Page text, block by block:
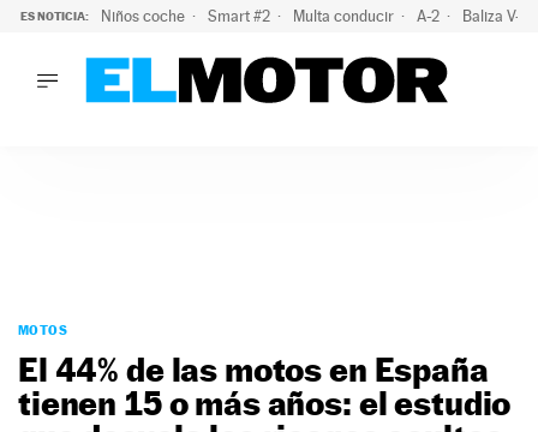
ES NOTICIA: Niños coche Smart #2 Multa conducir A-2 Baliza V-
PODCAST
MOTOS
TECNOLOGÍA
MOTOS
El 44% de las motos en España
tienen 15 o más años: el estudio